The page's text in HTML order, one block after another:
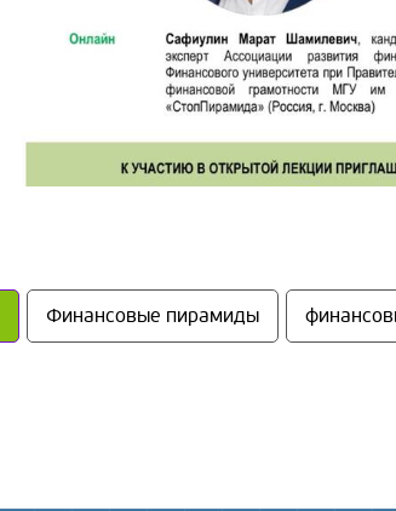
Финансовые пирамиды